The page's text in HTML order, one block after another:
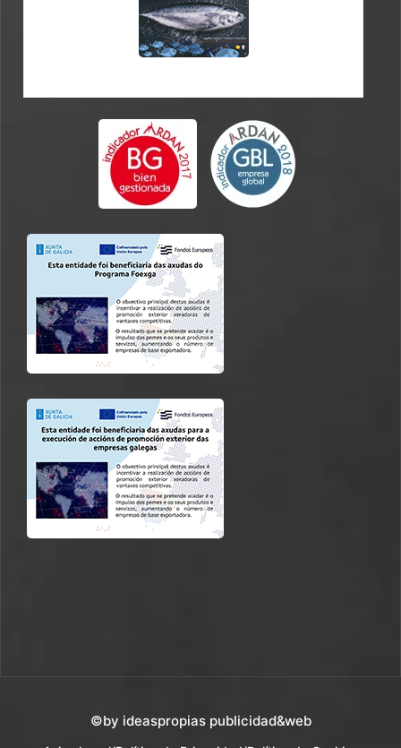
©by ideaspropias publicidad&web